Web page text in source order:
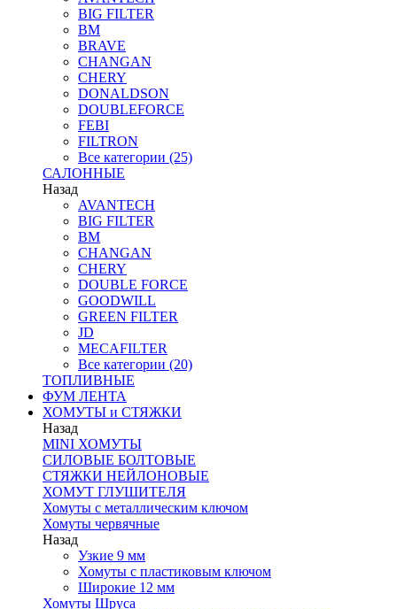
BIG FILTER
BM
BRAVE
CHANGAN
CHERY
DONALDSON
DOUBLEFORCE
FEBI
FILTRON
Все категории (25)
САЛОННЫЕ
Назад
AVANTECH
BIG FILTER
BM
CHANGAN
CHERY
DOUBLE FORCE
GOODWILL
GREEN FILTER
JD
MECAFILTER
Все категории (20)
ТОПЛИВНЫЕ
ФУМ ЛЕНТА
ХОМУТЫ и СТЯЖКИ
Назад
MINI ХОМУТЫ
СИЛОВЫЕ БОЛТОВЫЕ
СТЯЖКИ НЕЙЛОНОВЫЕ
ХОМУТ ГЛУШИТЕЛЯ
Хомуты с металлическим ключом
Хомуты червячные
Назад
Узкие 9 мм
Хомуты с пластиковым ключом
Широкие 12 мм
Хомуты Шруса